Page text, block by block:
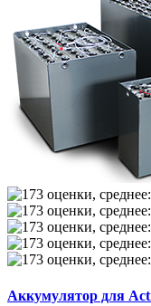
Аккумулятор для